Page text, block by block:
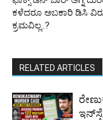
ಕಳೆದರೂ ಅಬಕಾರಿ ಡಿಸಿ
ಕ್ರಮವಿಲ್ಲ..?
RELATED ARTICLES